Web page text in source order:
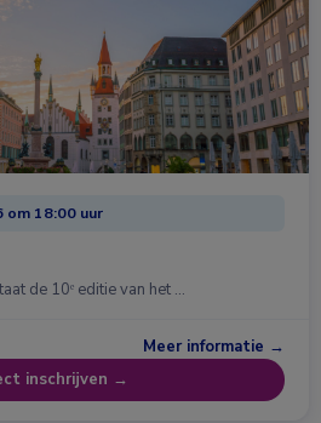
om 18:00 uur
de 10ᵉ editie van het …
Meer informatie →
inschrijven →